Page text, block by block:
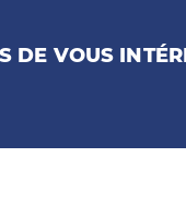
DE VOUS